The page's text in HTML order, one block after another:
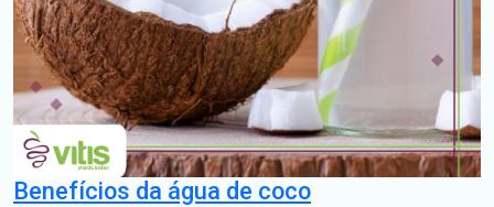
Benefícios da água de coco